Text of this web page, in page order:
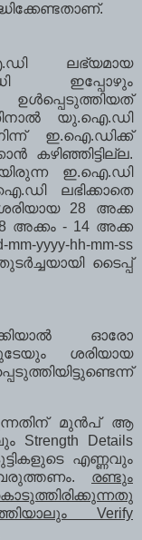
ലഭ്യമായ
ഇപ്പോഴും
യു.ഐ.ഡി
ഇ.ഐ.ഡിക്ക്
കഴിഞ്ഞിട്ടില്ല.
ഇ.ഐ.ഡി
ലഭിക്കാതെ
28 അക്ക
അക്കം - 14 അക്ക
yyyy-hh-mm-ss
ടൈപ്പ്
ഓരോ
ശരിയായ
മുന്‍പ് ആ
Details
എണ്ണവും
രണ്ടും
Verify